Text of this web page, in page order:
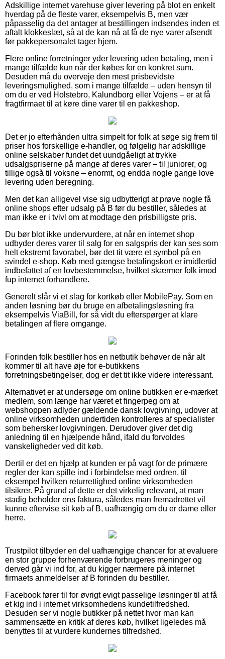
Adskillige internet varehuse giver levering på blot en enkelt
hverdag på de fleste varer, eksempelvis B, men vær
påpasselig da det antager at bestillingen indsendes inden et
aftalt klokkeslæt, så at de kan nå at få de nye varer afsendt
før pakkepersonalet tager hjem.
Flere online forretninger yder levering uden betaling, men i
mange tilfælde kun når der købes for en konkret sum.
Desuden må du overveje den mest prisbevidste
leveringsmulighed, som i mange tilfælde – uden hensyn til
om du er ved Holstebro, Kalundborg eller Vojens – er at få
fragtfirmaet til at køre dine varer til en pakkeshop.
Det er jo efterhånden ultra simpelt for folk at søge sig frem til
priser hos forskellige e-handler, og følgelig har adskillige
online selskaber fundet det uundgåeligt at trykke
udsalgspriserne på mange af deres varer – til juniorer, og
tillige også til voksne – enormt, og endda nogle gange love
levering uden beregning.
Men det kan alligevel vise sig udbytterigt at prøve nogle få
online shops efter udsalg på B før du bestiller, således at
man ikke er i tvivl om at modtage den prisbilligste pris.
Du bør blot ikke undervurdere, at når en internet shop
udbyder deres varer til salg for en salgspris der kan ses som
helt ekstremt favorabel, bør det tit være et symbol på en
svindel e-shop. Køb med gængse betalingskort er imidlertid
indbefattet af en lovbestemmelse, hvilket skærmer folk imod
fup internet forhandlere.
Generelt slår vi et slag for kortkøb eller MobilePay. Som en
anden løsning bør du bruge en afbetalingsløsning fra
eksempelvis ViaBill, for så vidt du efterspørger at klare
betalingen af flere omgange.
Forinden folk bestiller hos en netbutik behøver de når alt
kommer til alt have øje for e-butikkens
forretningsbetingelser, dog er det tit ikke videre interessant.
Alternativet er at undersøge om online butikken er e-mærket
medlem, som længe har været et fingerpeg om at
webshoppen adlyder gældende dansk lovgivning, udover at
online virksomheden undertiden kontrolleres af specialister
som behersker lovgivningen. Derudover giver det dig
anledning til en hjælpende hånd, ifald du forvoldes
vanskeligheder ved dit køb.
Dertil er det en hjælp at kunden er på vagt for de primære
regler der kan spille ind i forbindelse med ordren, til
eksempel hvilken returrettighed online virksomheden
tilsikrer. På grund af dette er det virkelig relevant, at man
stadig beholder ens faktura, således man fremadrettet vil
kunne eftervise sit køb af B, uafhængig om du er dame eller
herre.
Trustpilot tilbyder en del uafhængige chancer for at evaluere
en stor gruppe forhenværende forbrugeres meninger og
derved går vi ind for, at du kigger nærmere på internet
firmaets anmeldelser af B forinden du bestiller.
Facebook fører til for øvrigt evigt passelige løsninger til at få
et kig ind i internet virksomhedens kundetilfredshed.
Desuden ser vi nogle butikker på nettet hvor man kan
sammensætte en kritik af deres køb, hvilket ligeledes må
benyttes til at vurdere kundernes tilfredshed.